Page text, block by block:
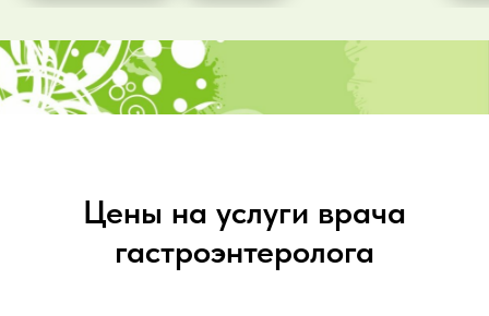
Цены на услуги врача
гастроэнтеролога